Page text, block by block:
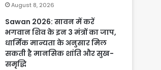
August 8, 2026
Sawan 2026: सावन में करें
भगवान शिव के इन 3 मंत्रों का जाप,
धार्मिक मान्यता के अनुसार मिल
सकती है मानसिक शांति और सुख-
समृद्धि